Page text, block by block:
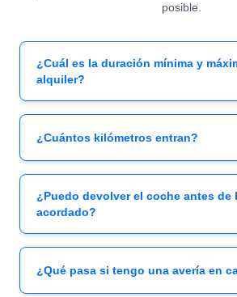
posible.
¿Cuál es la duración mínima y
alquiler?
¿Cuántos kilómetros entran?
¿Puedo devolver el coche antes de
acordado?
¿Qué pasa si tengo una avería en